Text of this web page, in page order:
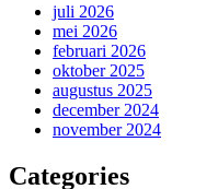
juli 2026
mei 2026
februari 2026
oktober 2025
augustus 2025
december 2024
november 2024
Categories